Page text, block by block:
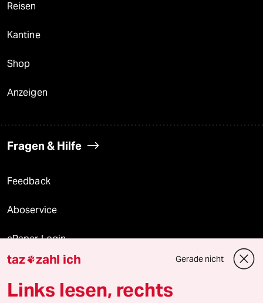
Reisen
Kantine
Shop
Anzeigen
Fragen & Hilfe
Feedback
Aboservice
ePaper Login
Downloads für Abonnierende
taz zahl ich Gerade nicht
Links lesen, rechts